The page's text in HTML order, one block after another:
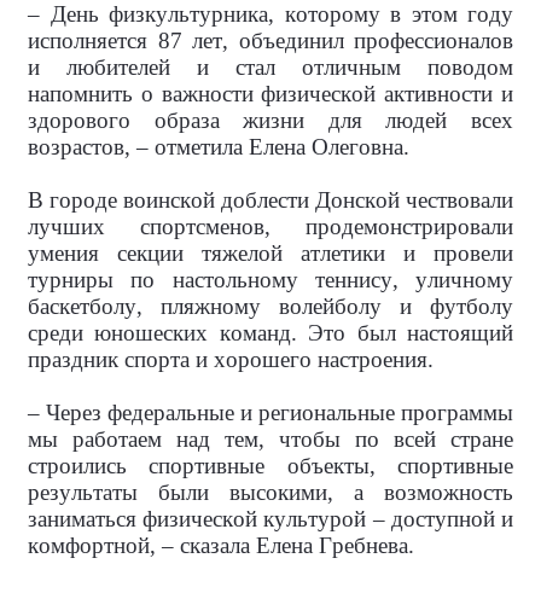
– День физкультурника, которому в этом году
исполняется 87 лет, объединил профессионалов
и любителей и стал отличным поводом
напомнить о важности физической активности и
здорового образа жизни для людей всех
возрастов, – отметила Елена Олеговна.
В городе воинской доблести Донской чествовали
лучших спортсменов, продемонстрировали
умения секции тяжелой атлетики и провели
турниры по настольному теннису, уличному
баскетболу, пляжному волейболу и футболу
среди юношеских команд. Это был настоящий
праздник спорта и хорошего настроения.
– Через федеральные и региональные программы
мы работаем над тем, чтобы по всей стране
строились спортивные объекты, спортивные
результаты были высокими, а возможность
заниматься физической культурой – доступной и
комфортной, – сказала Елена Гребнева.